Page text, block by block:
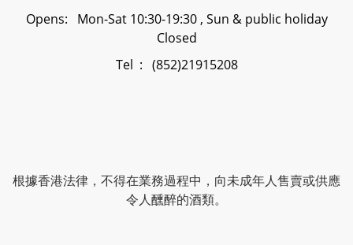
Opens: Mon-Sat 10:30-19:30 , Sun & public holiday
Closed
Tel : (852)21915208
根據香港法律，不得在業務過程中，向未成年人售賣或供應
令人醺醉的酒類。